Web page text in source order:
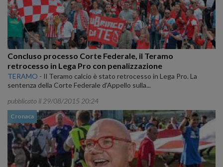
Concluso processo Corte Federale, il Teramo
retrocesso in Lega Pro con penalizzazione
TERAMO - Il Teramo calcio è stato retrocesso in Lega Pro. La
sentenza della Corte Federale d'Appello sulla...
pubblicato il 29/08/2015 20:24
Cronaca